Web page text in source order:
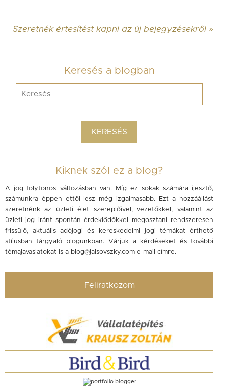
Szeretnék értesítést kapni az új bejegyzésekről »
Keresés a blogban
Kiknek szól ez a blog?
A jog folytonos változásban van. Míg ez sokak számára ijesztő,
számunkra éppen ettől lesz még izgalmasabb. Ezt a hozzáállást
szeretnénk az üzleti élet szereplőivel, vezetőkkel, valamint az
üzleti jog iránt spontán érdeklődőkkel megosztani rendszeresen
frissülő, aktuális adójogi és kereskedelmi jogi témákat érthető
stílusban tárgyaló blogunkban. Várjuk a kérdéseket és további
témajavaslatokat is a blog@jalsovszky.com e-mail címre.
Feliratkozom